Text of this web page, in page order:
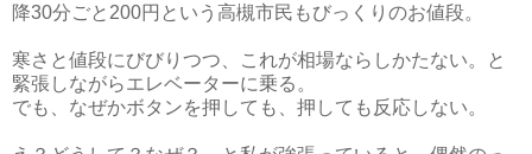
降30分ごと200円という高槻市民もびっくりのお値段。
寒さと値段にびびりつつ、これが相場ならしかたない。と
緊張しながらエレベーターに乗る。
でも、なぜかボタンを押しても、押しても反応しない。